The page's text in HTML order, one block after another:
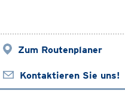
Zum Routenplaner
Kontaktieren Sie uns!